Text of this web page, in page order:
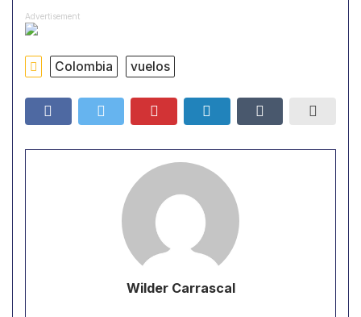
Advertisement
Colombia vuelos
Wilder Carrascal